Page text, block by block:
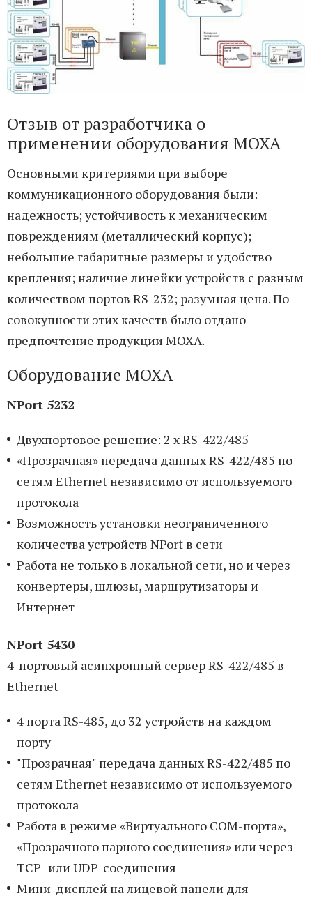
Отзыв от разработчика о
применении оборудования MOXA
Основными критериями при выборе
коммуникационного оборудования были:
надежность; устойчивость к механическим
повреждениям (металлический корпус);
небольшие габаритные размеры и удобство
крепления; наличие линейки устройств с разным
количеством портов RS-232; разумная цена. По
совокупности этих качеств было отдано
предпочтение продукции MOXA.
Оборудование MOXA
NPort 5232
Двухпортовое решение: 2 x RS-422/485
«Прозрачная» передача данных RS-422/485 по
сетям Ethernet независимо от используемого
протокола
Возможность установки неограниченного
количества устройств NPort в сети
Работа не только в локальной сети, но и через
конвертеры, шлюзы, маршрутизаторы и
Интернет
NPort 5430
4-портовый асинхронный сервер RS-422/485 в
Ethernet
4 порта RS-485, до 32 устройств на каждом
порту
"Прозрачная" передача данных RS-422/485 по
сетям Ethernet независимо от используемого
протокола
Работа в режиме «Виртуального COM-порта»,
«Прозрачного парного соединения» или через
TCP- или UDP-соединения
Мини-дисплей на лицевой панели для